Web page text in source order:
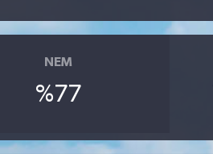
NEM
%77